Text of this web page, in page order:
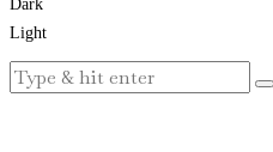
Dark
Light